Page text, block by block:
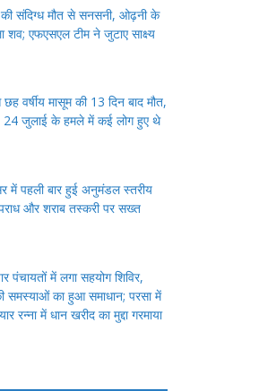
की संदिग्ध मौत से सनसनी, ओढ़नी के
शव; एफएसएल टीम ने जुटाए साक्ष्य
वर्षीय मासूम की 13 दिन बाद मौत,
24 जुलाई के हमले में कई लोग हुए थे
में पहली बार हुई अनुमंडल स्तरीय
और शराब तस्करी पर सख्त
पंचायतों में लगा सहयोग शिविर,
समस्याओं का हुआ समाधान; परसा में
रन्ना में धान खरीद का मुद्दा गरमाया